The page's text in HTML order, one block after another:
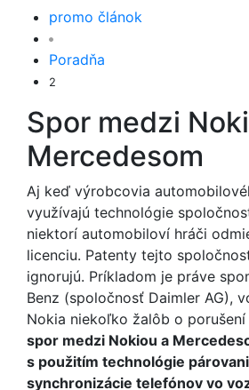
promo článok
Poradňa
2
Spor medzi
Mercedesom
Aj keď výrobcovia
využívajú technológie
niektorí automobiloví hráči
licenciu. Patenty tejto
ignorujú. Príkladom je práve
Benz (spoločnosť Daimler AG),
Nokia niekoľko žalôb o porušení
spor medzi Nokiou a
s použitím technológie
synchronizácie telefónov vo